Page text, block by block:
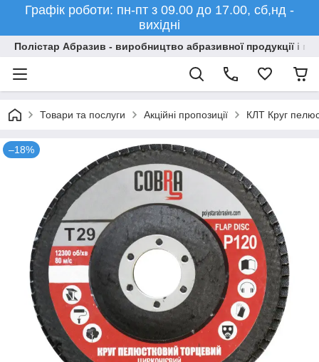
Графік роботи: пн-пт з 09.00 до 17.00, сб,нд -
вихідні
Полістар Абразив - виробництво абразивної продукції і
Товари та послуги Акційні пропозиції КЛТ Круг
–18%